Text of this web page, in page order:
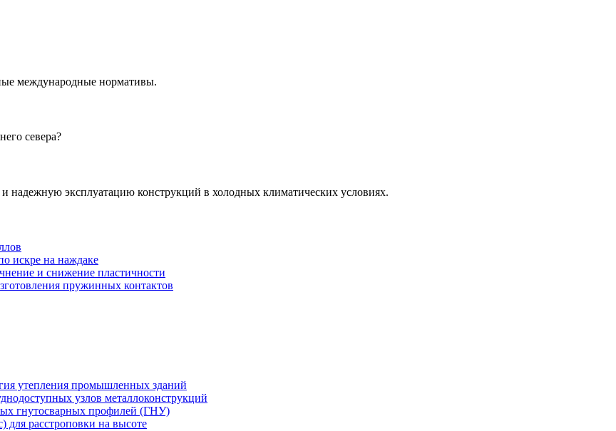
международные нормативы.
севера?
надежную эксплуатацию конструкций в холодных климатических условиях.
искре на наждаке
и снижение пластичности
пружинных контактов
утепления промышленных зданий
узлов металлоконструкций
гнутосварных профилей (ГНУ)
для расстроповки на высоте